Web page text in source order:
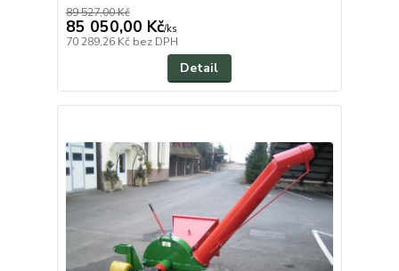
89 527,00 Kč
85 050,00 Kč/ks
70 289,26 Kč bez DPH
Detail